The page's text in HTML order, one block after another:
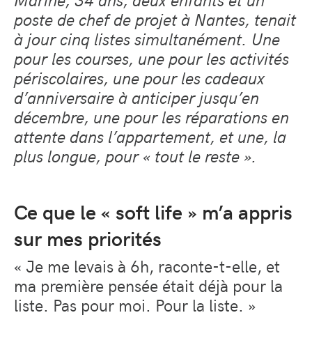
poste de chef de projet à Nantes, tenait
à jour cinq listes simultanément. Une
pour les courses, une pour les activités
périscolaires, une pour les cadeaux
d’anniversaire à anticiper jusqu’en
décembre, une pour les réparations en
attente dans l’appartement, et une, la
plus longue, pour « tout le reste ».
Ce que le « soft life » m’a appris
sur mes priorités
« Je me levais à 6h, raconte-t-elle, et
ma première pensée était déjà pour la
liste. Pas pour moi. Pour la liste. »